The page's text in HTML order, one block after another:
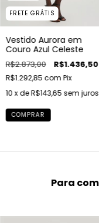
FRETE GRÁTIS
Vestido Aurora em
Couro Azul Celeste
R$2.873,00 R$1.436,50
R$1.292,85 com Pix
10 x deR$143,65 sem juros
COMPRAR
Para